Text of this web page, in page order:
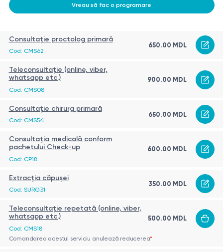
Vreau să fac o programare
Consultație proctolog primară
Cod: CMS62
650.00 MDL
Teleconsultație (online, viber,
whatsapp etc.)
Cod: CMS08
900.00 MDL
Consultație chirurg primară
Cod: CMS54
650.00 MDL
Consultația medicală conform
pachetului Check-up
Cod: CP18
600.00 MDL
Extracția căpușei
Cod: SURG31
350.00 MDL
Teleconsultație repetată (online, viber,
whatsapp etc.)
Cod: CMS18
500.00 MDL
Comandarea acestui serviciu anulează reducerea*